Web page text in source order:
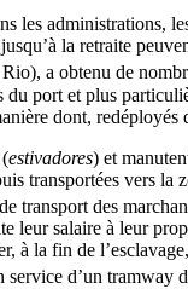
les
la retraite
a obtenu de
port et plus
dont,
estivadores) et
transportées vers la
transport des
leur salaire à leur
la fin de
d’un